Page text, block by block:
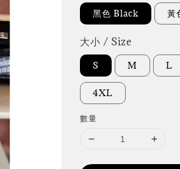
黑色 Black 黃
大小 / Size
S M L
4XL
數量